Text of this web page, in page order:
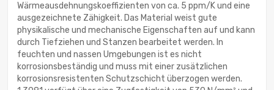
Wärmeausdehnungskoeffizienten von ca. 5 ppm/K und eine
ausgezeichnete Zähigkeit. Das Material weist gute
physikalische und mechanische Eigenschaften auf und kann
durch Tiefziehen und Stanzen bearbeitet werden. In
feuchten und nassen Umgebungen ist es nicht
korrosionsbeständig und muss mit einer zusätzlichen
korrosionsresistenten Schutzschicht überzogen werden.